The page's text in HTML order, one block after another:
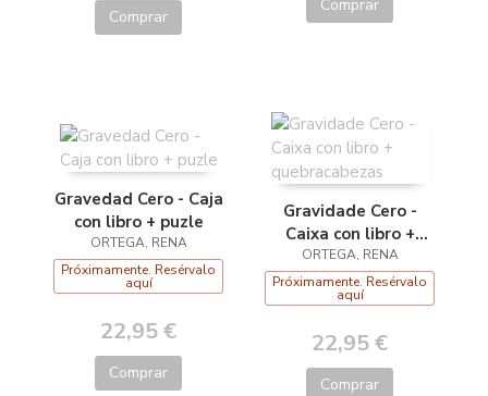
Comprar
Comprar
Gravedad Cero - Caja
con libro + puzle
ORTEGA, RENA
Próximamente. Resérvalo
aquí
22,95 €
Comprar
Gravidade Cero -
Caixa con libro +
quebracabezas
ORTEGA, RENA
Próximamente. Resérvalo
aquí
22,95 €
Comprar